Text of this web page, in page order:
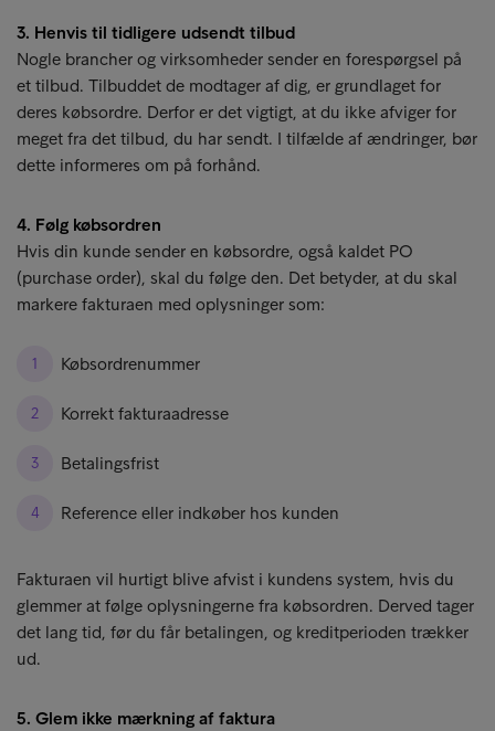
3. Henvis til tidligere udsendt tilbud
Nogle brancher og virksomheder sender en forespørgsel på
et tilbud. Tilbuddet de modtager af dig, er grundlaget for
deres købsordre. Derfor er det vigtigt, at du ikke afviger for
meget fra det tilbud, du har sendt. I tilfælde af ændringer, bør
dette informeres om på forhånd.
4. Følg købsordren
Hvis din kunde sender en købsordre, også kaldet PO
(purchase order), skal du følge den. Det betyder, at du skal
markere fakturaen med oplysninger som:
Købsordrenummer
Korrekt fakturaadresse
Betalingsfrist
Reference eller indkøber hos kunden
Fakturaen vil hurtigt blive afvist i kundens system, hvis du
glemmer at følge oplysningerne fra købsordren. Derved tager
det lang tid, før du får betalingen, og kreditperioden trækker
ud.
5. Glem ikke mærkning af faktura